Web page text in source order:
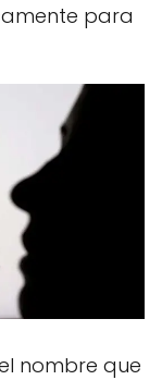
para
nombre que